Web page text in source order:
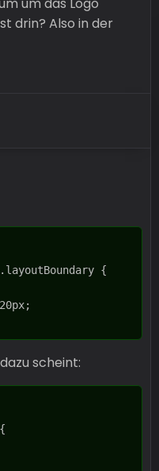
drin? Also in der
scheint: